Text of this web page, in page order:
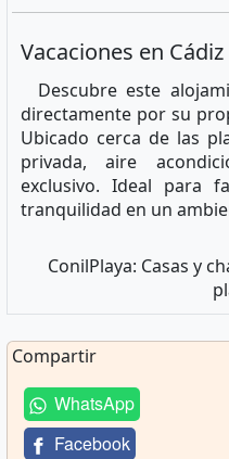
Vacaciones en Cádiz
Descubre este
directamente por su
Ubicado cerca de las
privada, aire
exclusivo. Ideal para
tranquilidad en un
ConilPlaya: Casas y
Compartir
WhatsApp
Facebook